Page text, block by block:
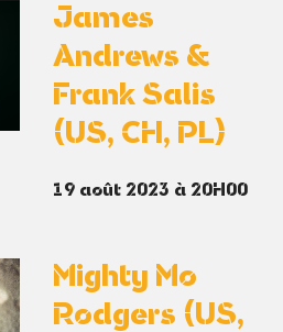
James
Andrews &
Frank Salis
(US, CH, PL)
19 août 2023 à 20H00
Mighty Mo
Rodgers (US,